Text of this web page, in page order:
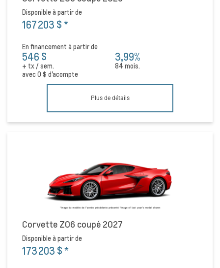
Disponible à partir de
167 203 $*
En financement à partir de
546 $
+ tx / sem.
3,99%
84 mois.
avec0 $ d'acompte
Plus de détails
Corvette Z06 coupé 2027
Disponible à partir de
173 203 $*